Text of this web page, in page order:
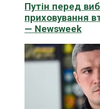
Путін перед
приховування
— Newsweek